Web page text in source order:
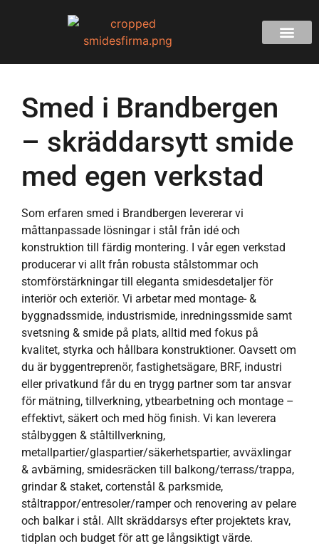
Smed i Brandbergen
– skräddarsytt smide
med egen verkstad
Som erfaren smed i Brandbergen levererar vi
måttanpassade lösningar i stål från idé och
konstruktion till färdig montering. I vår egen verkstad
producerar vi allt från robusta stålstommar och
stomförstärkningar till eleganta smidesdetaljer för
interiör och exteriör. Vi arbetar med montage- &
byggnadssmide, industrismide, inredningssmide samt
svetsning & smide på plats, alltid med fokus på
kvalitet, styrka och hållbara konstruktioner. Oavsett om
du är byggentreprenör, fastighetsägare, BRF, industri
eller privatkund får du en trygg partner som tar ansvar
för mätning, tillverkning, ytbearbetning och montage –
effektivt, säkert och med hög finish. Vi kan leverera
stålbyggen & ståltillverkning,
metallpartier/glaspartier/säkerhetspartier, avväxlingar
& avbärning, smidesräcken till balkong/terrass/trappa,
grindar & staket, cortenstål & parksmide,
ståltrappor/entresoler/ramper och renovering av pelare
och balkar i stål. Allt skräddarsys efter projektets krav,
tidplan och budget för att ge långsiktigt värde.